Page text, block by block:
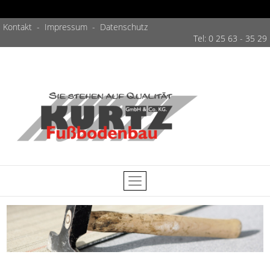
Kontakt - Impressum - Datenschutz
Tel: 0 25 63 - 35 29